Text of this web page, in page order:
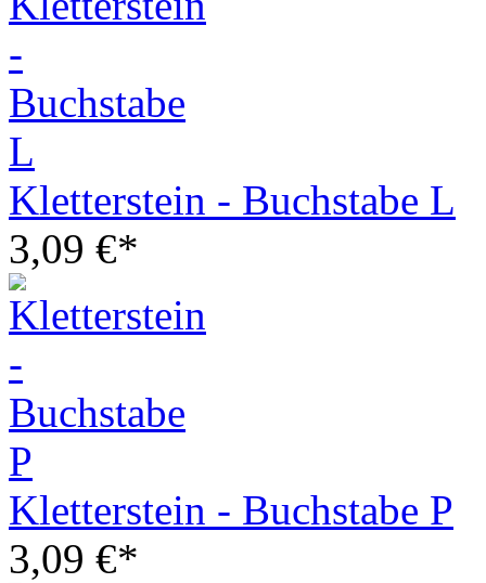
Kletterstein - Buchstabe L
3,09 €*
Kletterstein - Buchstabe P
3,09 €*